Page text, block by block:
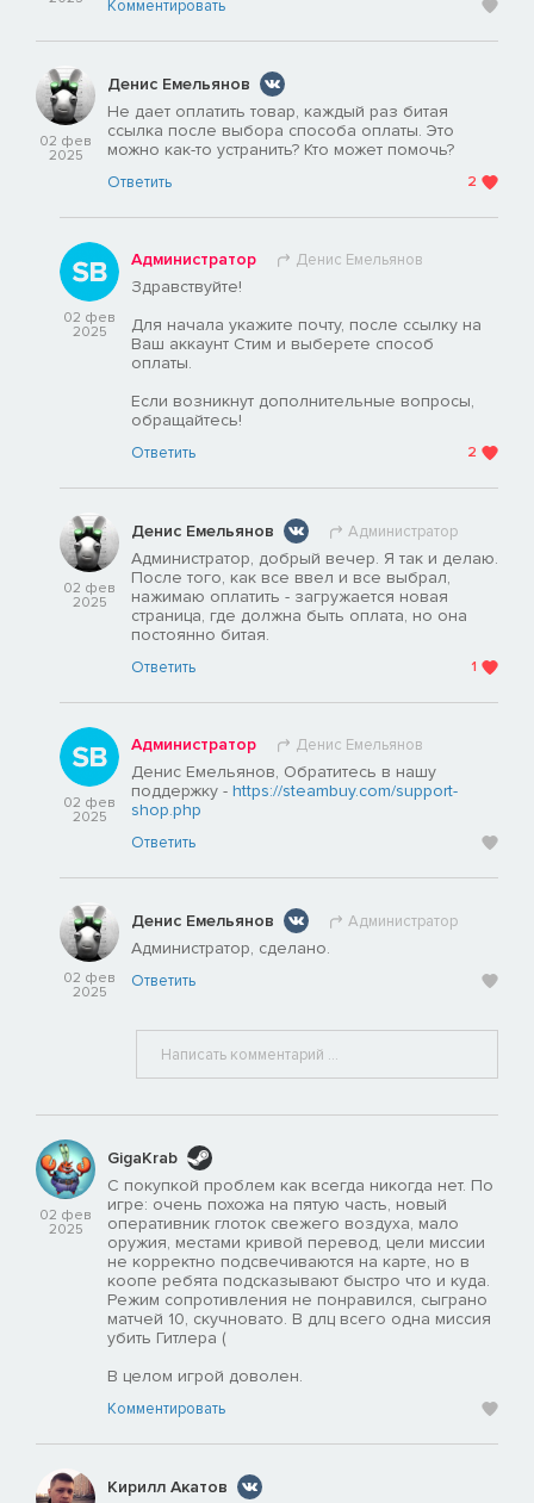
Комментировать
02 фев
2025
Денис Емельянов
Не дает оплатить товар, каждый раз битая
ссылка после выбора способа оплаты. Это
можно как-то устранить? Кто может помочь?
Ответить 2
02 фев
2025
Администратор Денис Емельянов
Здравствуйте!
Для начала укажите почту, после ссылку на
Ваш аккаунт Стим и выберете способ
оплаты.
Если возникнут дополнительные вопросы,
обращайтесь!
Ответить 2
02 фев
2025
Денис Емельянов Администратор
Администратор, добрый вечер. Я так и делаю.
После того, как все ввел и все выбрал,
нажимаю оплатить - загружается новая
страница, где должна быть оплата, но она
постоянно битая.
Ответить 1
02 фев
2025
Администратор Денис Емельянов
Денис Емельянов, Обратитесь в нашу
поддержку - https://steambuy.com/support-
shop.php
Ответить
02 фев
2025
Денис Емельянов Администратор
Администратор, сделано.
Ответить
02 фев
2025
GigaKrab
С покупкой проблем как всегда никогда нет. По
игре: очень похожа на пятую часть, новый
оперативник глоток свежего воздуха, мало
оружия, местами кривой перевод, цели миссии
не корректно подсвечиваются на карте, но в
коопе ребята подсказывают быстро что и куда.
Режим сопротивления не понравился, сыграно
матчей 10, скучновато. В длц всего одна миссия
убить Гитлера (
В целом игрой доволен.
Комментировать
Кирилл Акатов